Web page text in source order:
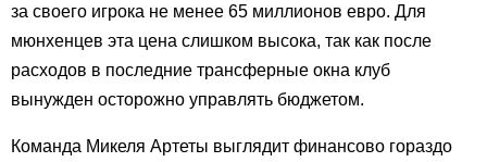
за своего игрока не менее 65 миллионов евро. Для
мюнхенцев эта цена слишком высока, так как после
расходов в последние трансферные окна клуб
вынужден осторожно управлять бюджетом.
Команда Микеля Артеты выглядит финансово гораздо